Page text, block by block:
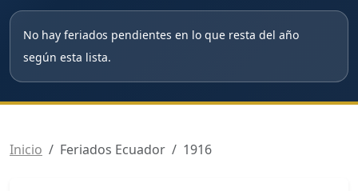
No hay feriados pendientes en lo que resta del año
según esta lista.
Inicio Feriados Ecuador 1916